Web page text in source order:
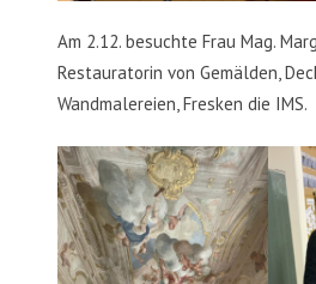
Am 2.12. besuchte Frau Mag.
Restauratorin von Gemälden,
Wandmalereien, Fresken die IMS.